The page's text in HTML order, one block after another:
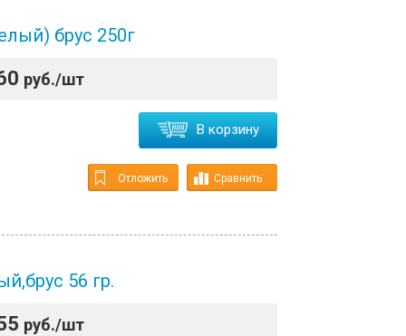
брус 250г
руб./шт
В корзину
Отложить Сравнить
56 гр.
руб./шт